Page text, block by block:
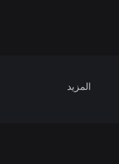
المزيد